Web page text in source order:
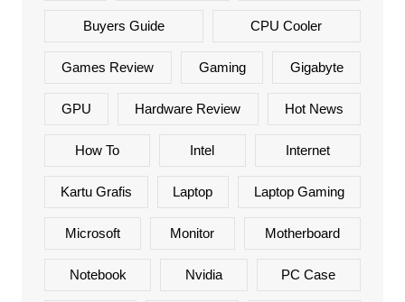
Buyers Guide CPU Cooler
Games Review Gaming Gigabyte
GPU Hardware Review Hot News
How To Intel Internet
Kartu Grafis Laptop Laptop Gaming
Microsoft Monitor Motherboard
Notebook Nvidia PC Case